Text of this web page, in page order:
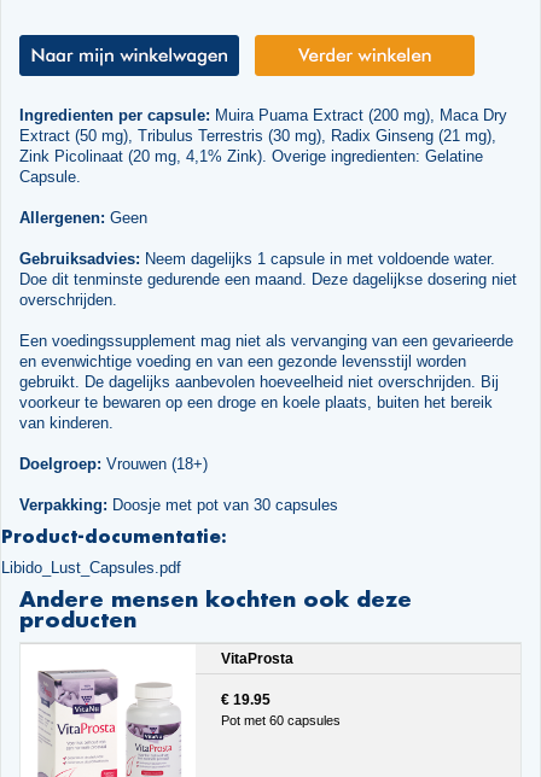
Ingredienten per capsule: Muira Puama Extract (200 mg), Maca Dry
Extract (50 mg), Tribulus Terrestris (30 mg), Radix Ginseng (21 mg),
Zink Picolinaat (20 mg, 4,1% Zink). Overige ingredienten: Gelatine
Capsule.
Allergenen: Geen
Gebruiksadvies: Neem dagelijks 1 capsule in met voldoende water.
Doe dit tenminste gedurende een maand. Deze dagelijkse dosering niet
overschrijden.
Een voedingssupplement mag niet als vervanging van een gevarieerde
en evenwichtige voeding en van een gezonde levensstijl worden
gebruikt. De dagelijks aanbevolen hoeveelheid niet overschrijden. Bij
voorkeur te bewaren op een droge en koele plaats, buiten het bereik
van kinderen.
Doelgroep: Vrouwen (18+)
Verpakking: Doosje met pot van 30 capsules
Product-documentatie:
Libido_Lust_Capsules.pdf
Andere mensen kochten ook deze
producten
VitaProsta
€ 19.95
Pot met 60 capsules